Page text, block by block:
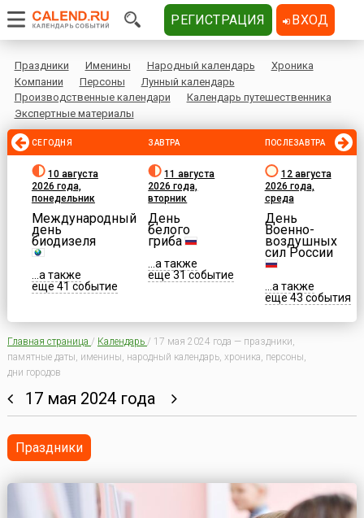
Праздники Именины Народный календарь
Хроника
Компании
Персоны
Лунный календарь
Производственные календари
Календарь путешественника
Экспертные материалы
СЕГОДНЯ
10 августа
2026 года,
понедельник
Международный
день
биодизеля
...а также
еще 41 событие
ЗАВТРА
11 августа
2026 года,
вторник
День
белого
гриба
...а также
еще 31 событие
ПОСЛЕЗАВТРА
12 августа
2026 года,
среда
День
Военно-
воздушных
сил России
...а также
еще 43 события
Главная страница / Календарь / 17 мая 2024 года — праздники,
памятные даты, именины, народный календарь, хроника, персоны,
дни городов
17 мая 2024 года
Праздники
РЕГИСТРАЦИЯ ВХОД